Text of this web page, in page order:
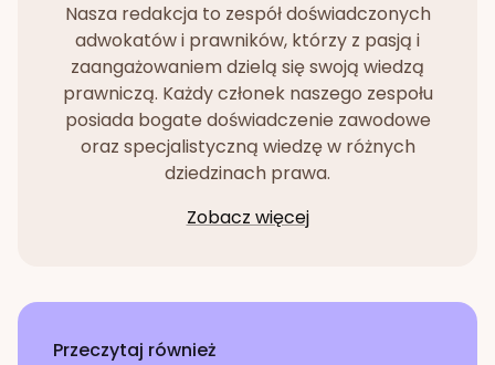
Nasza redakcja to zespół doświadczonych
adwokatów i prawników, którzy z pasją i
zaangażowaniem dzielą się swoją wiedzą
prawniczą. Każdy członek naszego zespołu
posiada bogate doświadczenie zawodowe
oraz specjalistyczną wiedzę w różnych
dziedzinach prawa.
Zobacz więcej
Przeczytaj również